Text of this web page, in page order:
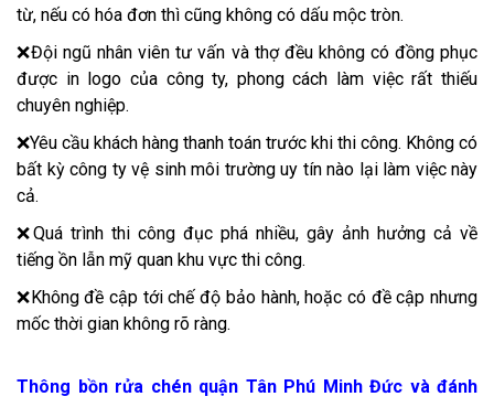
từ, nếu có hóa đơn thì cũng không có dấu mộc tròn.
❌Đội ngũ nhân viên tư vấn và thợ đều không có đồng phục
được in logo của công ty, phong cách làm việc rất thiếu
chuyên nghiệp.
❌Yêu cầu khách hàng thanh toán trước khi thi công. Không có
bất kỳ công ty vệ sinh môi trường uy tín nào lại làm việc này
cả.
❌Quá trình thi công đục phá nhiều, gây ảnh hưởng cả về
tiếng ồn lẫn mỹ quan khu vực thi công.
❌Không đề cập tới chế độ bảo hành, hoặc có đề cập nhưng
mốc thời gian không rõ ràng.
Thông bồn rửa chén quận Tân Phú Minh Đức và đánh